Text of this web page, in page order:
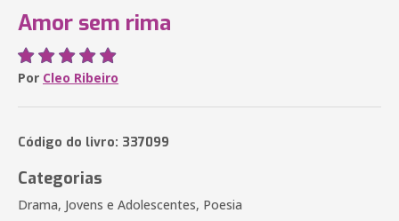
Amor sem rima
Por Cleo Ribeiro
Código do livro: 337099
Categorias
Drama, Jovens e Adolescentes, Poesia